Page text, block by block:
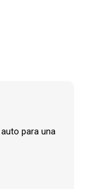
para una